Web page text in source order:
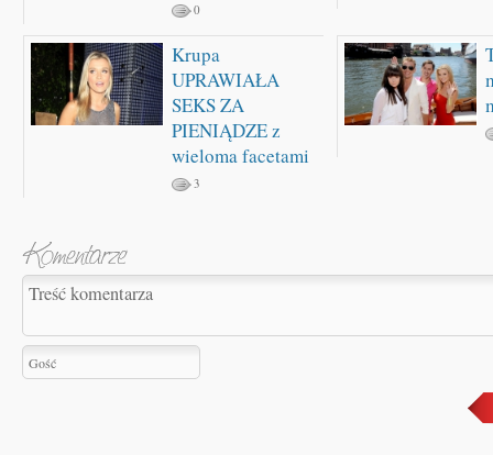
0
Krupa
UPRAWIAŁA
SEKS ZA
PIENIĄDZE z
wieloma facetami
3